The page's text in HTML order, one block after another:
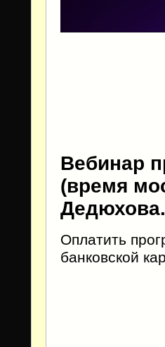
Вебинар
(время
Дедюхова.
Оплатить
банковской